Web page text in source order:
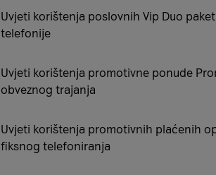
Uvjeti korištenja poslovnih Vip Duo
telefonije
Uvjeti korištenja promotivne ponude
obveznog trajanja
Uvjeti korištenja promotivnih plaćenih
fiksnog telefoniranja